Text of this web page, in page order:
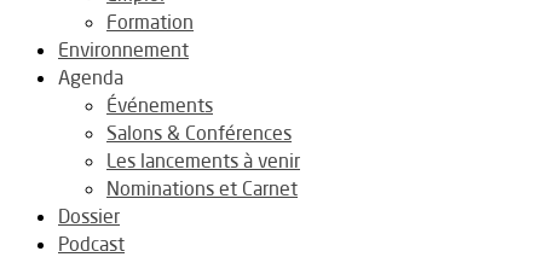
Formation
Environnement
Agenda
Événements
Salons & Conférences
Les lancements à venir
Nominations et Carnet
Dossier
Podcast